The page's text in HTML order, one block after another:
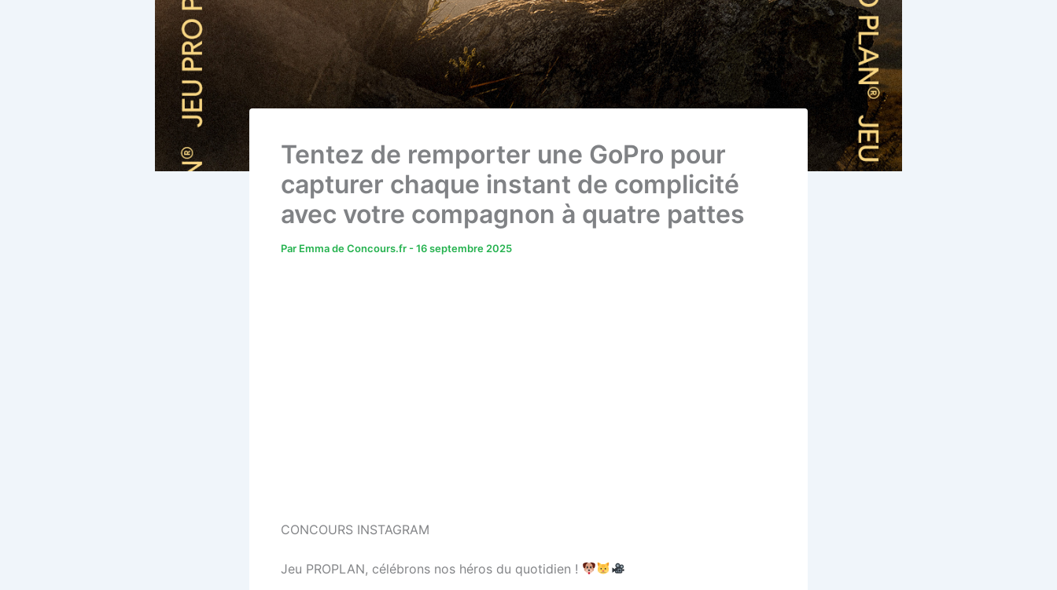
Tentez de remporter une GoPro pour
capturer chaque instant de complicité
avec votre compagnon à quatre pattes
Par Emma de Concours.fr -16 septembre 2025
CONCOURS INSTAGRAM
Jeu PROPLAN, célébrons nos héros du quotidien !